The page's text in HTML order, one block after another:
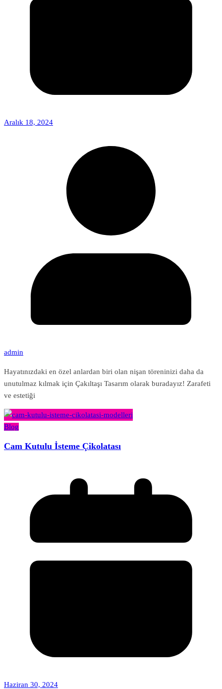
Aralık 18, 2024
admin
Hayatınızdaki en özel anlardan biri olan nişan töreninizi daha da
unutulmaz kılmak için Çakıltaşı Tasarım olarak buradayız! Zarafeti
ve estetiği
Blog
Cam Kutulu İsteme Çikolatası
Haziran 30, 2024